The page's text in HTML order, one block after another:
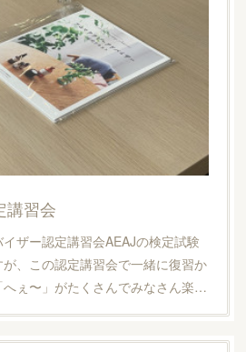
講習会
ザー認定講習会AEAJの検定試験
、この認定講習会で一緒に復習か
ぇ〜」がたくさんでみなさん楽…